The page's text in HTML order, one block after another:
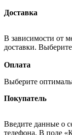
Доставка
В зависимости от
доставки.
Оплата
Выберите
Покупатель
Введите данные о
телефона. В поле